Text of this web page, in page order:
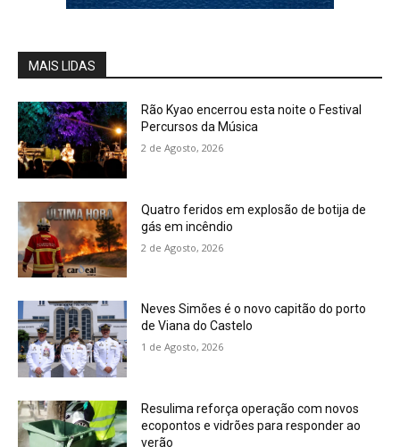
MAIS LIDAS
Rão Kyao encerrou esta noite o Festival
Percursos da Música
2 de Agosto, 2026
Quatro feridos em explosão de botija de
gás em incêndio
2 de Agosto, 2026
Neves Simões é o novo capitão do porto
de Viana do Castelo
1 de Agosto, 2026
Resulima reforça operação com novos
ecopontos e vidrões para responder ao
verão